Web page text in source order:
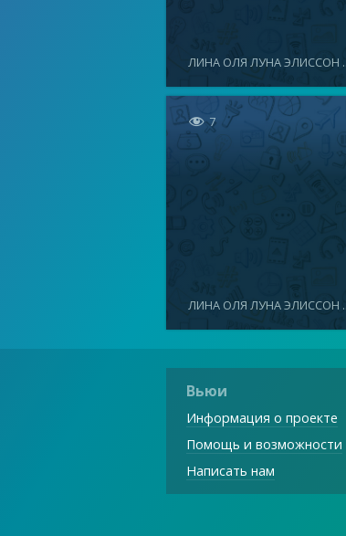
ЛИНА ОЛЯ ЛУНА ЭЛИССОН
 7
ЛИНА ОЛЯ ЛУНА ЭЛИССОН
Вьюи
Информация о проекте
Помощь и возможности
Написать нам